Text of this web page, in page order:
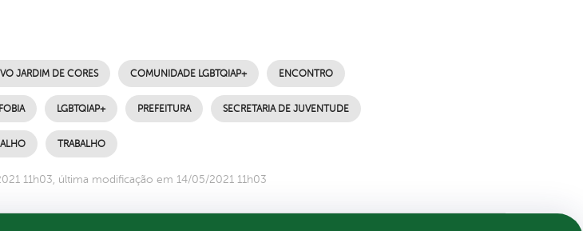
JARDIM DE CORES COMUNIDADE LGBTQIAP+ ENCONTRO
LGBTQIAP+ PREFEITURA SECRETARIA DE JUVENTUDE
TRABALHO
11h03, última modificação em 14/05/2021 11h03